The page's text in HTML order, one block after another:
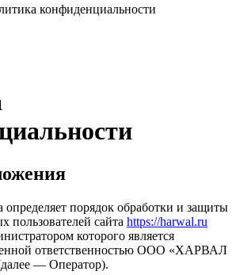
конфиденциальности
порядок обработки и защиты
пользователей сайта https://harwal.ru
которого является
ответственностью ООО «ХАРВАЛ
— Оператор).